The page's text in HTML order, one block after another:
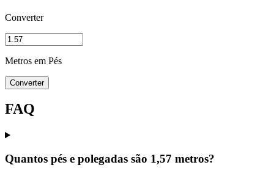
Converter
Metros em Pés
Converter
FAQ
Quantos pés e polegadas são 1,57 metros?